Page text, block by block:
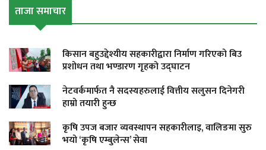
ताजा समाचार
किसान बहुउद्देश्यीय सहकारीद्वारा निर्माण गरिएको बिउ
प्रशोधन तथा भण्डारण गृहको उद्घाटन
नेटवर्कमार्फत नै सदस्यहरुलाई वित्तीय सलुसन दिनेगरी
हाम्रो तयारी हुन्छ
कृषि उपज बजार व्यवस्थापन सहकारीलाइ, वालिङमा सुरु
भयो ‘कृषि एम्बुलेन्स’ सेवा